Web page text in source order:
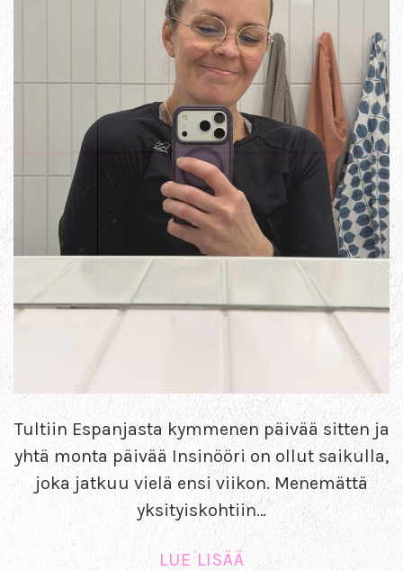
Tultiin Espanjasta kymmenen päivää sitten ja
yhtä monta päivää Insinööri on ollut saikulla,
joka jatkuu vielä ensi viikon. Menemättä
yksityiskohtiin…
LUE LISÄÄ